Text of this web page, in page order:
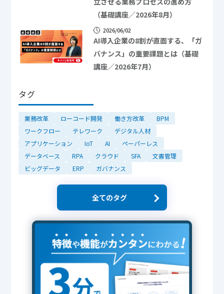
（基礎講座／2026年8月）
2026/06/02
AI導入企業の8割が直面する、「ガ
バナンス」の重要課題とは（基礎
講座／2026年7月）
タグ
業務改革 ローコード開発 働き方改革
BPM
ワークフロー
テレワーク
デジタル人材
アプリケーション
IoT AI
ペーパーレス
データベース
RPA クラウド SFA
文書管理
ビッグデータ
ERP ガバナンス
全てのタグ